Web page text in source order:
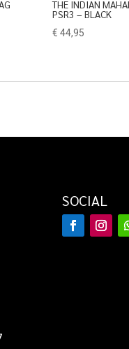
THE INDIAN
PSR3 – BLACK
€ 44,95
SOCIAL